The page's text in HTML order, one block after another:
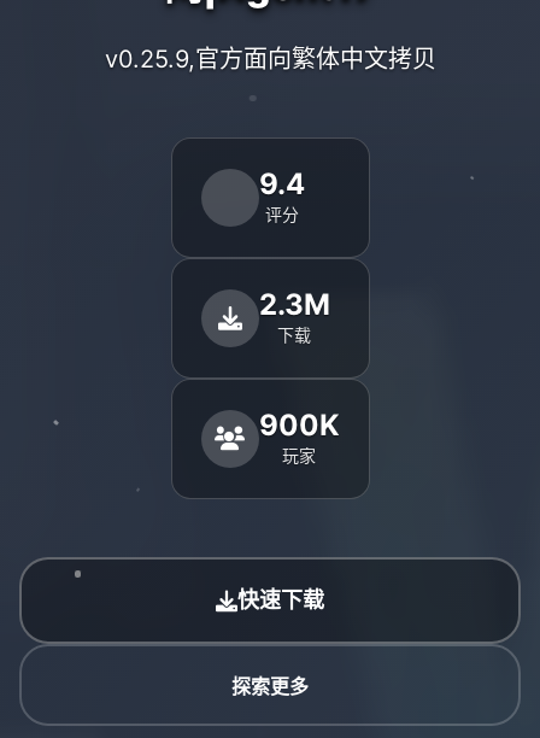
v0.25.9,官方面向繁体中文拷贝
9.4
评分
2.3M
下载
900K
玩家
快速下载
探索更多